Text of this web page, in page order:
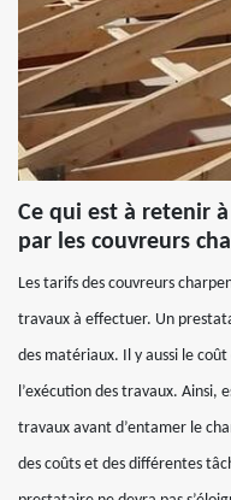
Ce qui est à retenir
par les couvreurs
Les tarifs des couvreurs
travaux à effectuer. Un
des matériaux. Il y aussi le
l’exécution des travaux. Ainsi,
travaux avant d’entamer le
des coûts et des différentes